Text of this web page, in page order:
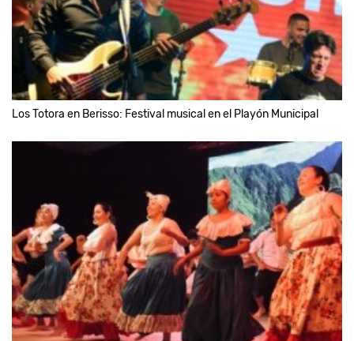
Los Totora en Berisso: Festival musical en el Playón Municipal